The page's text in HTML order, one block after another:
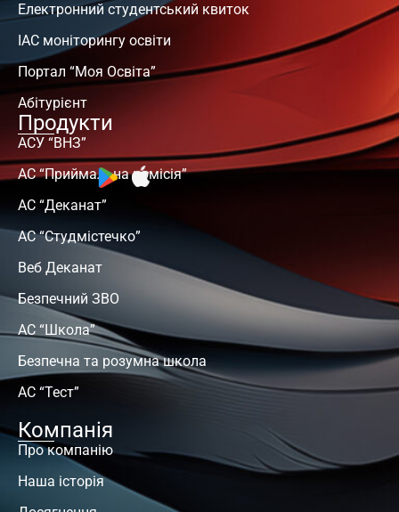
Електронний студентський квиток
ІАС моніторингу освіти
Портал “Моя Освіта”
Абітурієнт
Продукти
АСУ “ВНЗ”
АС “Приймальна комісія”
АС “Деканат”
АС “Студмістечко”
Веб Деканат
Безпечний ЗВО
АС “Школа”
Безпечна та розумна школа
АС “Тест”
Компанія
Про компанію
Наша історія